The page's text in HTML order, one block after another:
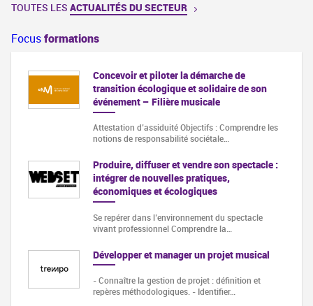
TOUTES LES ACTUALITÉS DU SECTEUR
Focusformations
Concevoir et piloter la démarche de
transition écologique et solidaire de son
événement – Filière musicale
Attestation d’assiduité Objectifs : Comprendre les
notions de responsabilité sociétale…
Produire, diffuser et vendre son spectacle :
intégrer de nouvelles pratiques,
économiques et écologiques
Se repérer dans l’environnement du spectacle
vivant professionnel Comprendre la…
Développer et manager un projet musical
- Connaître la gestion de projet : définition et
repères méthodologiques. - Identifier…